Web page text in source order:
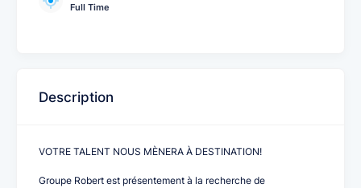
Full Time
Description
VOTRE TALENT NOUS MÈNERA À DESTINATION!
Groupe Robert est présentement à la recherche de